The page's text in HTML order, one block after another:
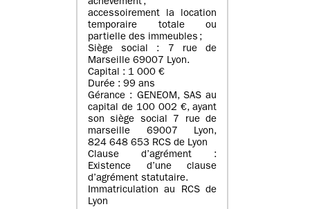
achèvement ;
accessoirement la location
temporaire totale ou
partielle des immeubles ;
Siège social : 7 rue de
Marseille 69007 Lyon.
Capital : 1 000 €
Durée : 99 ans
Gérance : GENEOM, SAS au
capital de 100 002 €, ayant
son siège social 7 rue de
marseille 69007 Lyon,
824 648 653 RCS de Lyon
Clause d’agrément :
Existence d’une clause
d’agrément statutaire.
Immatriculation au RCS de
Lyon